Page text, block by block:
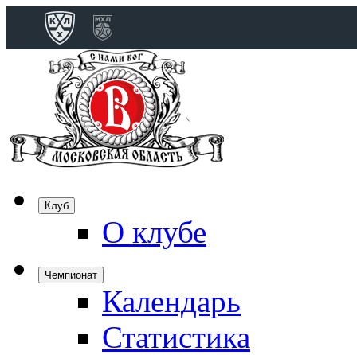
Клуб
О клубе
Чемпионат
Календарь
Статистика